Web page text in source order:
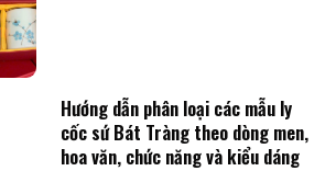
Hướng dẫn phân loại các mẫu ly
cốc sứ Bát Tràng theo dòng men,
hoa văn, chức năng và kiểu dáng